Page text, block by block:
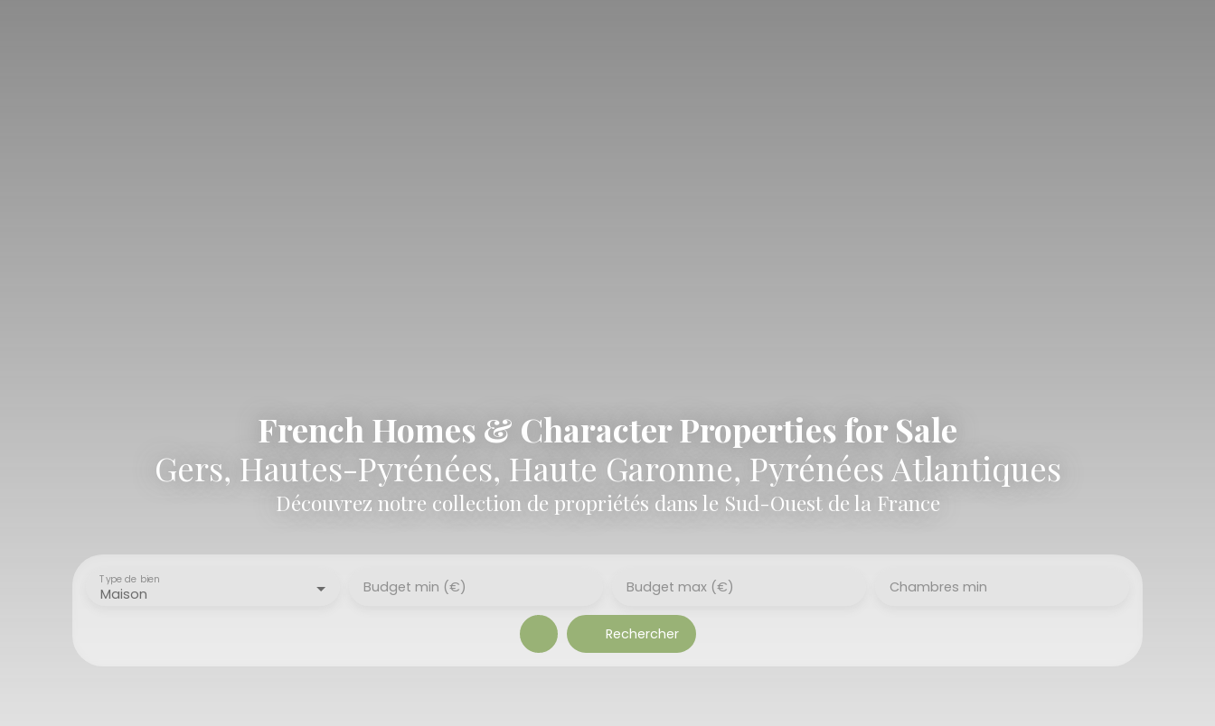
French Homes & Character Properties for Sale
Gers, Hautes-Pyrénées, Haute Garonne, Pyrénées Atlantiques
Découvrez notre collection de propriétés dans le Sud-Ouest de la France
Maison
Type de bien Budget min (€) Budget max (€) Chambres min
Rechercher